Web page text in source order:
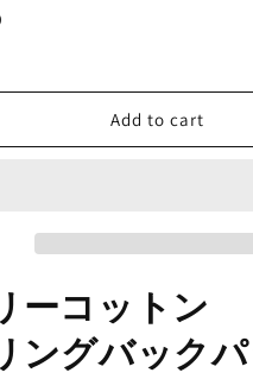
Add to cart
ーコットン
ングバック